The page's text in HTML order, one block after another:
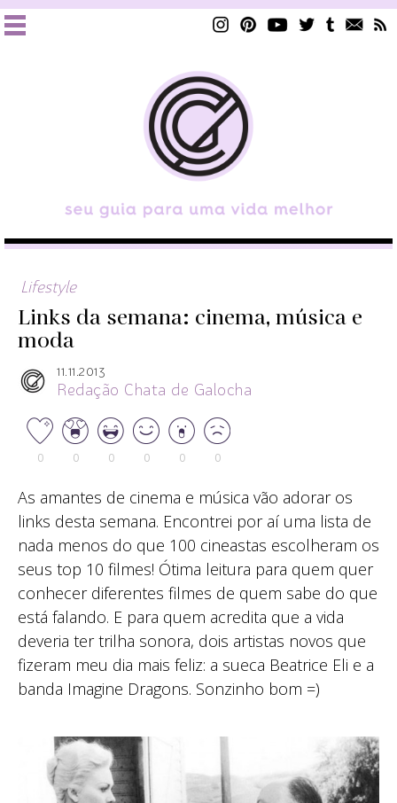
Lifestyle
Links da semana: cinema, música e
moda
11.11.2013
Redação Chata de Galocha
0 0 0 0 0 0
As amantes de cinema e música vão adorar os
links desta semana. Encontrei por aí uma lista de
nada menos do que 100 cineastas escolheram os
seus top 10 filmes! Ótima leitura para quem quer
conhecer diferentes filmes de quem sabe do que
está falando. E para quem acredita que a vida
deveria ter trilha sonora, dois artistas novos que
fizeram meu dia mais feliz: a sueca Beatrice Eli e a
banda Imagine Dragons. Sonzinho bom =)